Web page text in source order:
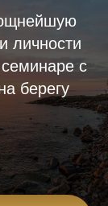
личности
с
берегу